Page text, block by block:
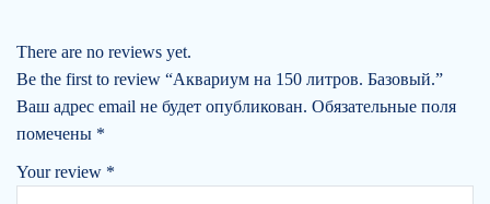
There are no reviews yet.
Be the first to review “Аквариум на 150 литров. Базовый.”
Ваш адрес email не будет опубликован. Обязательные поля
помечены *
Your review *